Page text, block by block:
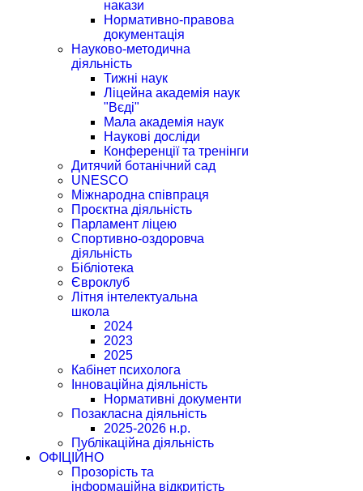
накази
Нормативно-правова
документація
Науково-методична
діяльність
Тижні наук
Ліцейна академія наук
"Вєді"
Мала академія наук
Наукові досліди
Конференції та тренінги
Дитячий ботанічний сад
UNESCO
Міжнародна співпраця
Проєктна діяльність
Парламент ліцею
Спортивно-оздоровча
діяльність
Бібліотека
Євроклуб
Літня інтелектуальна
школа
2024
2023
2025
Кабінет психолога
Інноваційна діяльність
Нормативні документи
Позакласна діяльність
2025-2026 н.р.
Публікаційна діяльність
ОФІЦІЙНО
Прозорість та
інформаційна відкритість